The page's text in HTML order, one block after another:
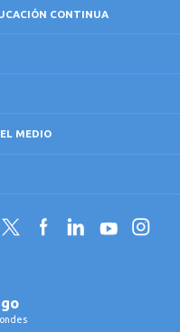
CONTINUA
MEDIO
Twitter FacebookLinkedInYouTubeInstagram